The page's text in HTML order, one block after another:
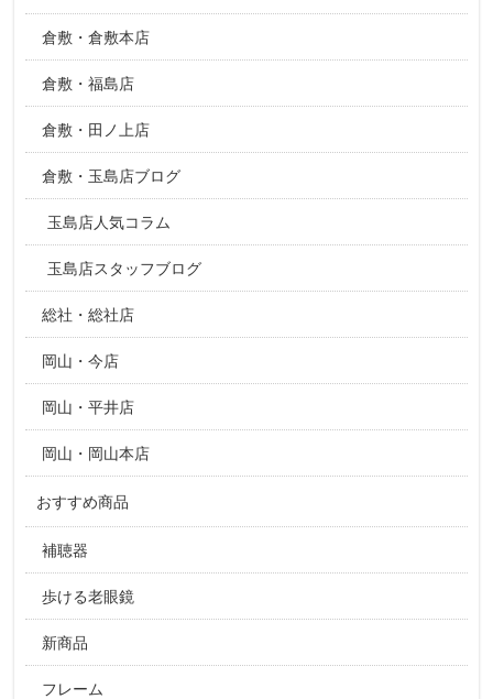
倉敷・倉敷本店
倉敷・福島店
倉敷・田ノ上店
倉敷・玉島店ブログ
玉島店人気コラム
玉島店スタッフブログ
総社・総社店
岡山・今店
岡山・平井店
岡山・岡山本店
おすすめ商品
補聴器
歩ける老眼鏡
新商品
フレーム